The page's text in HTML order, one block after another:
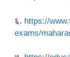
६. https://
exams/